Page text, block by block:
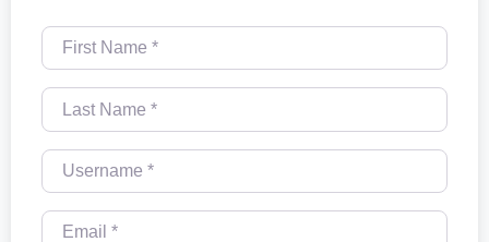
First Name
Last Name
Username
Email